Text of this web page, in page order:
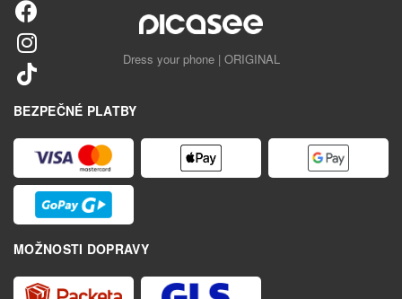
Dress your phone | ORIGINAL
BEZPEČNÉ PLATBY
MOŽNOSTI DOPRAVY